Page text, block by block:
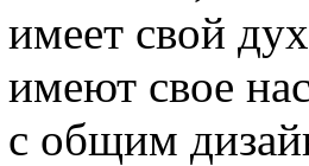
имеет свой
имеют свое
с общим